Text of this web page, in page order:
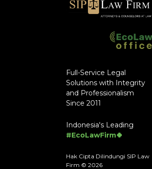
Full-Service Legal
Solutions with Integrity
and Professionalism
Since 2011
Indonesia's Leading
#EcoLawFirm🍀
Hak Cipta Dilindungi SIP Law
Firm © 2026